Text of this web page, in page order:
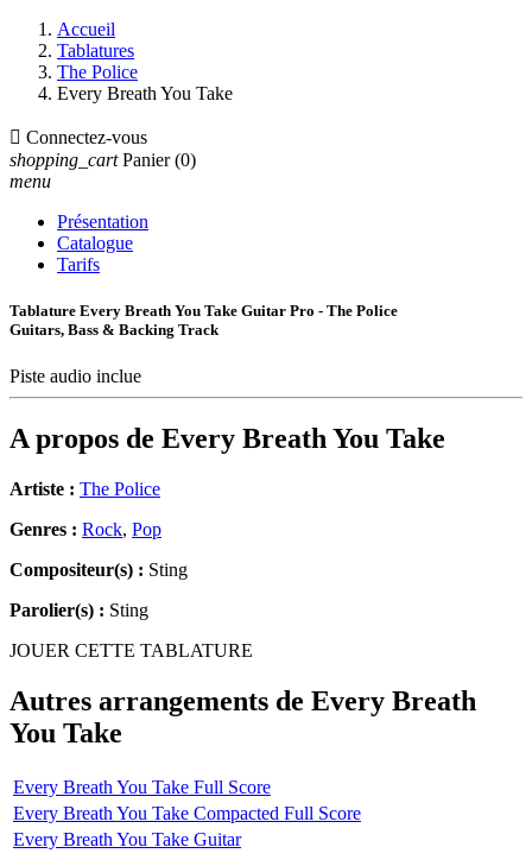
Accueil
Tablatures
The Police
Every Breath You Take
 Connectez-vous
shopping_cart Panier (0)
menu
Présentation
Catalogue
Tarifs
Tablature Every Breath You Take Guitar Pro - The Police
Guitars, Bass & Backing Track
Piste audio inclue
A propos de Every Breath You Take
Artiste : The Police
Genres : Rock, Pop
Compositeur(s) : Sting
Parolier(s) : Sting
JOUER CETTE TABLATURE
Autres arrangements de Every Breath
You Take
Every Breath You Take Full Score
Every Breath You Take Compacted Full Score
Every Breath You Take Guitar